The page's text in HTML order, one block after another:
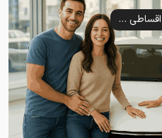
ویدیوهای رضایت مشتریان | خرید اقساطی خودرو با خودروشاپ